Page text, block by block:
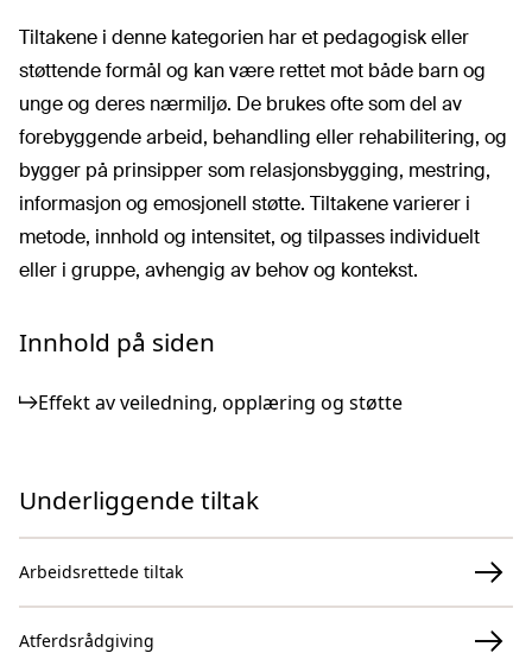
Tiltakene i denne kategorien har et pedagogisk eller
støttende formål og kan være rettet mot både barn og
unge og deres nærmiljø. De brukes ofte som del av
forebyggende arbeid, behandling eller rehabilitering, og
bygger på prinsipper som relasjonsbygging, mestring,
informasjon og emosjonell støtte. Tiltakene varierer i
metode, innhold og intensitet, og tilpasses individuelt
eller i gruppe, avhengig av behov og kontekst.
Innhold på siden
Effekt av veiledning, opplæring og støtte
Underliggende tiltak
Arbeidsrettede tiltak
Atferdsrådgiving